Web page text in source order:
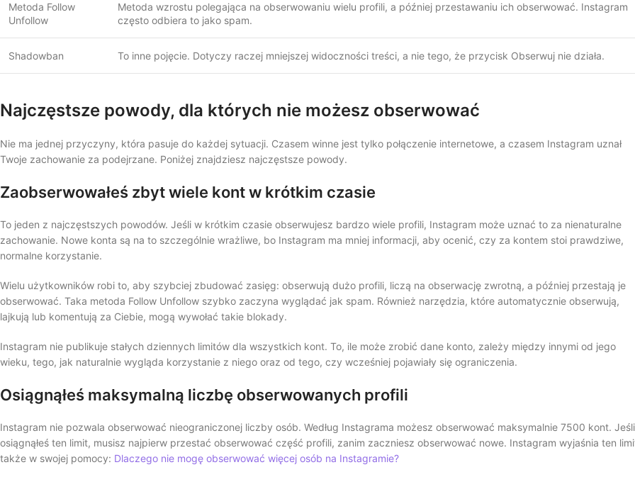
Metoda Follow
Unfollow
Metoda wzrostu polegająca na obserwowaniu wielu profili, a później przestawaniu ich obserwować. Instagram
często odbiera to jako spam.
Shadowban To inne pojęcie. Dotyczy raczej mniejszej widoczności treści, a nie tego, że przycisk Obserwuj nie działa.
Najczęstsze powody, dla których nie możesz obserwować
Nie ma jednej przyczyny, która pasuje do każdej sytuacji. Czasem winne jest tylko połączenie internetowe, a czasem Instagram uznał
Twoje zachowanie za podejrzane. Poniżej znajdziesz najczęstsze powody.
Zaobserwowałeś zbyt wiele kont w krótkim czasie
To jeden z najczęstszych powodów. Jeśli w krótkim czasie obserwujesz bardzo wiele profili, Instagram może uznać to za nienaturalne
zachowanie. Nowe konta są na to szczególnie wrażliwe, bo Instagram ma mniej informacji, aby ocenić, czy za kontem stoi prawdziwe,
normalne korzystanie.
Wielu użytkowników robi to, aby szybciej zbudować zasięg: obserwują dużo profili, liczą na obserwację zwrotną, a później przestają je
obserwować. Taka metoda Follow Unfollow szybko zaczyna wyglądać jak spam. Również narzędzia, które automatycznie obserwują,
lajkują lub komentują za Ciebie, mogą wywołać takie blokady.
Instagram nie publikuje stałych dziennych limitów dla wszystkich kont. To, ile może zrobić dane konto, zależy między innymi od jego
wieku, tego, jak naturalnie wygląda korzystanie z niego oraz od tego, czy wcześniej pojawiały się ograniczenia.
Osiągnąłeś maksymalną liczbę obserwowanych profili
Instagram nie pozwala obserwować nieograniczonej liczby osób. Według Instagrama możesz obserwować maksymalnie 7500 kont. Jeśli
osiągnąłeś ten limit, musisz najpierw przestać obserwować część profili, zanim zaczniesz obserwować nowe. Instagram wyjaśnia ten
także w swojej pomocy: Dlaczego nie mogę obserwować więcej osób na Instagramie?